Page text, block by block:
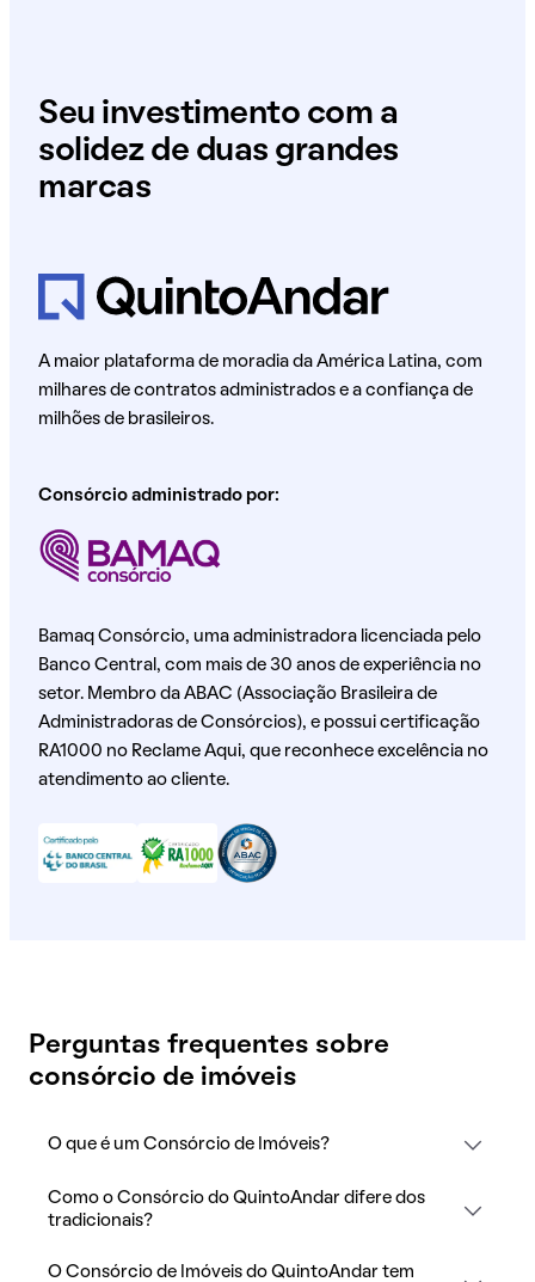
Seu investimento com a
solidez de duas grandes
marcas
A maior plataforma de moradia da América Latina, com
milhares de contratos administrados e a confiança de
milhões de brasileiros.
Consórcio administrado por:
Bamaq Consórcio, uma administradora licenciada pelo
Banco Central, com mais de 30 anos de experiência no
setor. Membro da ABAC (Associação Brasileira de
Administradoras de Consórcios), e possui certificação
RA1000 no Reclame Aqui, que reconhece excelência no
atendimento ao cliente.
Perguntas frequentes sobre
consórcio de imóveis
O que é um Consórcio de Imóveis?
Como o Consórcio do QuintoAndar difere dos
tradicionais?
O Consórcio de Imóveis do QuintoAndar tem